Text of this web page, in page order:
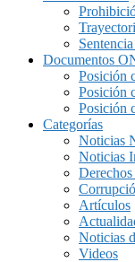
Documentos
Posición
Posición
Posición
Categorías
Noticias
Noticias
Artículos
Noticias
Videos